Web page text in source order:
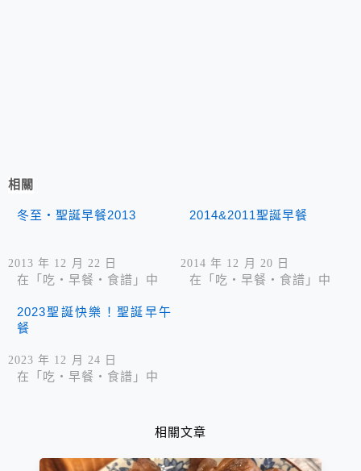
相關
冬至‧聖誕早餐2013
2013 年 12 月 22 日
在「吃‧早餐‧食譜」中
2014&2011聖誕早餐
2014 年 12 月 20 日
在「吃‧早餐‧食譜」中
2023聖誕快樂！聖誕早午
餐
2023 年 12 月 24 日
在「吃‧早餐‧食譜」中
相關文章